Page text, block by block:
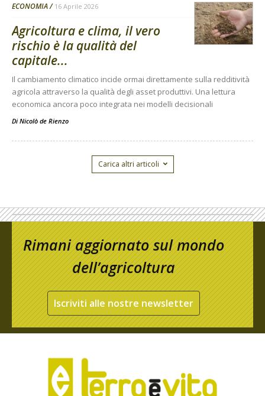
ECONOMIA 16 Aprile 2026
Agricoltura e clima, il vero
rischio è la qualità del
capitale...
Il cambiamento climatico incide ormai direttamente sulla redditività
agricola attraverso la qualità degli asset produttivi. Una lettura
economica ancora poco integrata nei modelli decisionali
Di Nicolò de Rienzo
Carica altri articoli
Rimani aggiornato sul mondo
dell’agricoltura
Iscriviti alle nostre newsletter